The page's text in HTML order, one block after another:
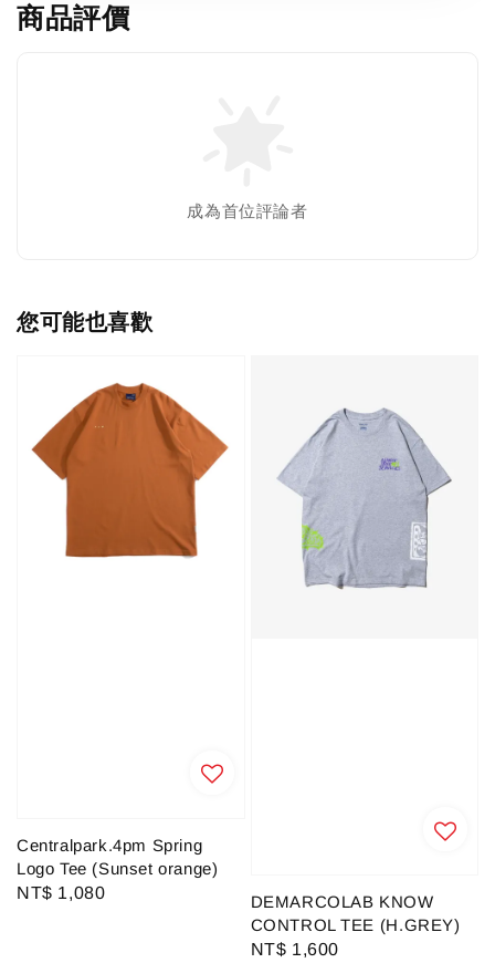
商品評價
成為首位評論者
您可能也喜歡
Centralpark.4pm Spring
Logo Tee (Sunset orange)
Regular
NT$ 1,080
DEMARCOLAB KNOW
CONTROL TEE (H.GREY)
Regular
NT$ 1,600